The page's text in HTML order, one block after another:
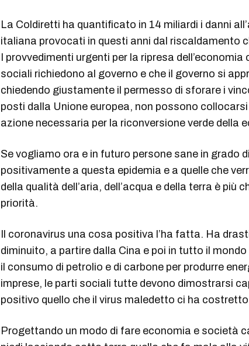
La Coldiretti ha quantificato in 14 miliardi i danni
italiana provocati in questi anni dal riscaldamento
I provvedimenti urgenti per la ripresa dell’economia
sociali richiedono al governo e che il governo si
chiedendo giustamente il permesso di sforare i
posti dalla Unione europea, non possono
azione necessaria per la riconversione verde della
Se vogliamo ora e in futuro persone sane in grado
positivamente a questa epidemia e a quelle che
della qualità dell’aria, dell’acqua e della terra è più
priorità.
Il coronavirus una cosa positiva l’ha fatta. Ha
diminuito, a partire dalla Cina e poi in tutto il
il consumo di petrolio e di carbone per produrre
imprese, le parti sociali tutte devono dimostrarsi
positivo quello che il virus maledetto ci ha
Progettando un modo di fare economia e società